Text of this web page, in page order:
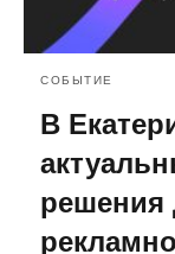
СОБЫТИЕ
В
решения